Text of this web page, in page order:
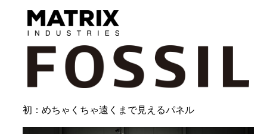
初：めちゃくちゃ遠くまで見えるパネル